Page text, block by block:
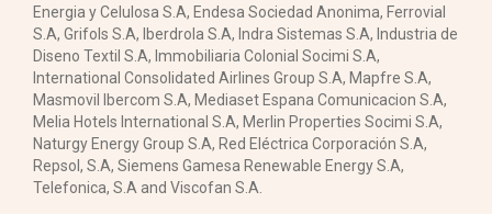
Energia y Celulosa S.A, Endesa Sociedad Anonima, Ferrovial
S.A, Grifols S.A, Iberdrola S.A, Indra Sistemas S.A, Industria de
Diseno Textil S.A, Immobiliaria Colonial Socimi S.A,
International Consolidated Airlines Group S.A, Mapfre S.A,
Masmovil Ibercom S.A, Mediaset Espana Comunicacion S.A,
Melia Hotels International S.A, Merlin Properties Socimi S.A,
Naturgy Energy Group S.A, Red Eléctrica Corporación S.A,
Repsol, S.A, Siemens Gamesa Renewable Energy S.A,
Telefonica, S.A and Viscofan S.A.